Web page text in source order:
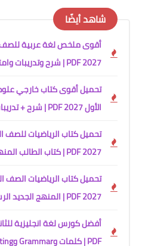
شاهد أيضًا
أقوى ملخص لغة عربية للصف
2027 PDF | شرح وتدريبات وامتحانات وإجابات
تحميل أقوى كتاب خارجي
الأول 2027 PDF | شرح + تدريبات + إجابات نموذجية
تحميل كتاب الرياضيات للصف
2027 PDF | كتاب الطالب المنهج الجديد
تحميل كتاب الرياضيات الصف
2027 PDF | المنهج الجديد الرسمي
PDF | كلمات وGrammar وWriting وReading وTranslation